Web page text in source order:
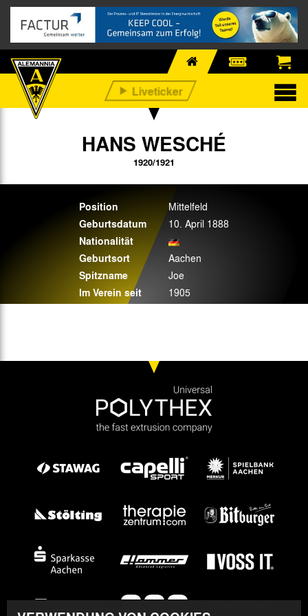
HANS WESCHÉ
1920/1921
Position Mittelfeld
Geburtsdatum 10. April 1888
Nationalität
Geburtsort
Aachen
Spitzname Joe
Im Verein seit 1905